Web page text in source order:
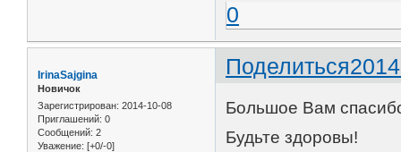
0
Поделиться
IrinaSajgina
Новичок
Зарегистрирован: 2014-10-08
Приглашений: 0
Сообщений: 2
Уважение: [+0/-0]
Большое Вам
Будьте здоровы!